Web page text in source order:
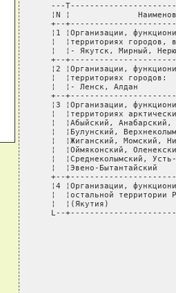
---
¦N ¦
+--
¦1 ¦Организации,
¦  ¦территориях городов,
¦  ¦- Якутск, Мирный,
+--
¦2 ¦Организации,
¦  ¦территориях городов:
¦  ¦- Ленск, Алдан
+--
¦3 ¦Организации,
¦  ¦территориях
¦  ¦Абыйский,
¦  ¦Булунский,
¦  ¦Жиганский, Момский,
¦  ¦Оймяконский,
¦  ¦Среднеколымский,
¦  ¦Эвено-Бытантайский
+--
¦4 ¦Организации,
¦  ¦остальной территории
¦  ¦(Якутия)
L--